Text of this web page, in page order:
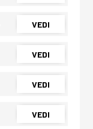
VEDI
VEDI
VEDI
VEDI